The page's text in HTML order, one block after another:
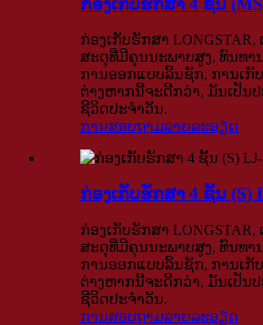
ກ່ອງເກັບຮັກສາ 4 ຊັ້ນ
ກ່ອງເກັບຮັກສາ
ສະດຸທີ່ມີຄຸນນະພາບສູງ, ທົນທາ
ການອອກແບບລິ້ນຊັກ, ການເກັ
ຕ່າງຫາກນີ້ຈະດີກວ່າ, ມັນເປັນ
ຊີວິດປະຈໍາວັນ.
ການສອບຖາມລາຍລະອຽດ
ກ່ອງເກັບຮັກສາ 4 ຊັ້ນ (S)
ກ່ອງເກັບຮັກສາ
ສະດຸທີ່ມີຄຸນນະພາບສູງ, ທົນທາ
ການອອກແບບລິ້ນຊັກ, ການເກັ
ຕ່າງຫາກນີ້ຈະດີກວ່າ, ມັນເປັນ
ຊີວິດປະຈໍາວັນ.
ການສອບຖາມລາຍລະອຽດ